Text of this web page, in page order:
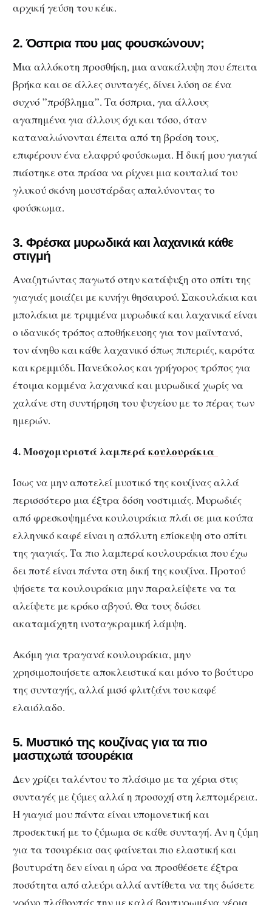
αρχική γεύση του κέικ.
2. Όσπρια που μας φουσκώνουν;
Μια αλλόκοτη προσθήκη, μια ανακάλυψη που έπειτα
βρήκα και σε άλλες συνταγές, δίνει λύση σε ένα
συχνό ”πρόβλημα”. Τα όσπρια, για άλλους
αγαπημένα για άλλους όχι και τόσο, όταν
καταναλώνονται έπειτα από τη βράση τους,
επιφέρουν ένα ελαφρύ φούσκωμα. Η δική μου γιαγιά
πιάστηκε στα πράσα να ρίχνει μια κουταλιά του
γλυκού σκόνη μουστάρδας απαλύνοντας το
φούσκωμα.
3. Φρέσκα μυρωδικά και λαχανικά κάθε
στιγμή
Αναζητώντας παγωτό στην κατάψυξη στο σπίτι της
γιαγιάς μοιάζει με κυνήγι θησαυρού. Σακουλάκια και
μπολάκια με τριμμένα μυρωδικά και λαχανικά είναι
ο ιδανικός τρόπος αποθήκευσης για τον μαϊντανό,
τον άνηθο και κάθε λαχανικό όπως πιπεριές, καρότα
και κρεμμύδι. Πανεύκολος και γρήγορος τρόπος για
έτοιμα κομμένα λαχανικά και μυρωδικά χωρίς να
χαλάνε στη συντήρηση του ψυγείου με το πέρας των
ημερών.
4. Μοσχομυριστά λαμπεράκουλουράκια
Ίσως να μην αποτελεί μυστικό της κουζίνας αλλά
περισσότερο μια έξτρα δόση νοστιμιάς. Μυρωδιές
από φρεσκοψημένα κουλουράκια πλάι σε μια κούπα
ελληνικό καφέ είναι η απόλυτη επίσκεψη στο σπίτι
της γιαγιάς. Τα πιο λαμπερά κουλουράκια που έχω
δει ποτέ είναι πάντα στη δική της κουζίνα. Προτού
ψήσετε τα κουλουράκια μην παραλείψετε να τα
αλείψετε με κρόκο αβγού. Θα τους δώσει
ακαταμάχητη ινσταγκραμική λάμψη.
Ακόμη για τραγανά κουλουράκια, μην
χρησιμοποιήσετε αποκλειστικά και μόνο το βούτυρο
της συνταγής, αλλά μισό φλιτζάνι του καφέ
ελαιόλαδο.
5. Μυστικό της κουζίνας για τα πιο
μαστιχωτά τσουρέκια
Δεν χρίζει ταλέντου το πλάσιμο με τα χέρια στις
συνταγές με ζύμες αλλά η προσοχή στη λεπτομέρεια.
Η γιαγιά μου πάντα είναι υπομονετική και
προσεκτική με το ζύμωμα σε κάθε συνταγή. Αν η ζύμη
για τα τσουρέκια σας φαίνεται πιο ελαστική και
βουτυράτη δεν είναι η ώρα να προσθέσετε έξτρα
ποσότητα από αλεύρι αλλά αντίθετα να της δώσετε